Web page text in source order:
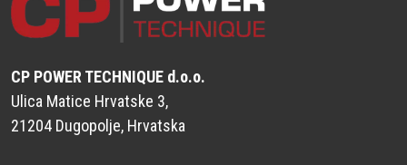
CP POWER TECHNIQUE d.o.o.
Ulica Matice Hrvatske 3,
21204 Dugopolje, Hrvatska